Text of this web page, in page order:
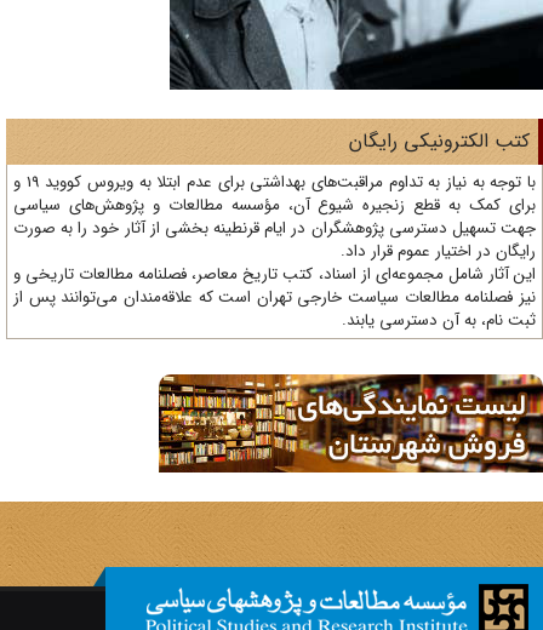
الکترونیکی رایگان
با توجه به نیاز به تداوم مراقبت‌های بهداشتی برای عدم ابتلا به ویروس کووید 19 و
کمک به قطع زنجیره شیوع آن، مؤسسه مطالعات و پژوهش‌های سیاسی
تسهیل دسترسی پژوهشگران در ایام قرنطینه بخشی از آثار خود را به صورت
در اختیار عموم قرار داد.
آثار شامل مجموعه‌ای از اسناد، کتب تاریخ معاصر، فصلنامه‌ مطالعات تاریخی و
فصلنامه مطالعات سیاست خارجی تهران است که علاقه‌مندان می‌توانند پس از
نام، به آن دسترسی یابند.